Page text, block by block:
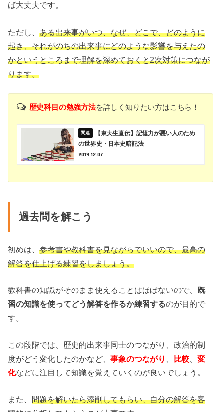
ば大丈夫です。
ただし、ある出来事がいつ、なぜ、どこで、どのように
起き、それがのちの出来事にどのような影響を与えたの
かというところまで理解を深めておくと2次対策につなが
ります。
歴史科目の勉強方法を詳しく知りたい方はこちら！
【東大生直伝】記憶力が悪い人のため
の世界史・日本史暗記法
2019.12.07
過去問を解こう
初めは、参考書や教科書を見ながらでいいので、最高の
解答を仕上げる練習をしましょう。
教科書の知識がそのまま使えることはほぼないので、
既
習の知識を使ってどう解答を作るか練習するのが目的で
す。
この段階では、歴史的出来事同士のつながり、政治的制
度がどう変化したのかなど、事象のつながり 比較 、変
化などに注目して知識を覚えていくのが良いでしょう。
また、問題を解いたら添削してもらい、自分の解答を客